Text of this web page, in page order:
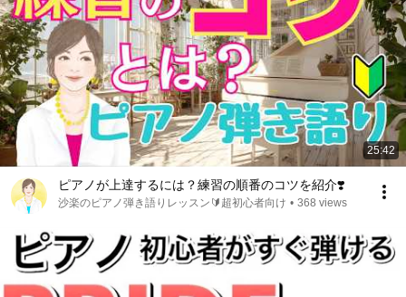
25:42
ピアノが上達するには？練習の順番のコツを紹介❣️
沙楽のピアノ弾き語りレッスン🔰超初心者向け • 368 views